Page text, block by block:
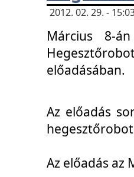
2012. 02. 29. -
Március 8-
előadásában.
Az előadás
Az előadás az